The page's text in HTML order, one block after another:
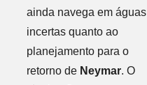
ainda navega em águas
incertas quanto ao
planejamento para o
retorno de Neymar. O